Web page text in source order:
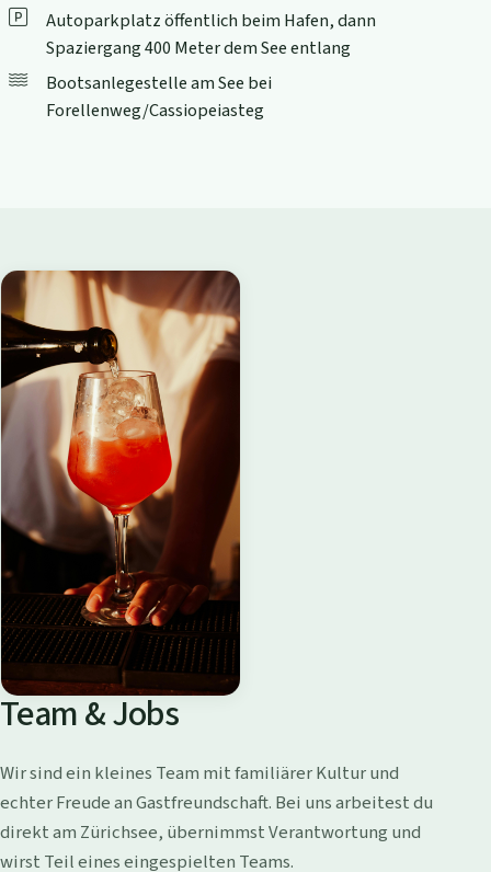
Autoparkplatz öffentlich beim Hafen, dann
Spaziergang 400 Meter dem See entlang
Bootsanlegestelle am See bei
Forellenweg/Cassiopeiasteg
Team & Jobs
Wir sind ein kleines Team mit familiärer Kultur und
echter Freude an Gastfreundschaft. Bei uns arbeitest du
direkt am Zürichsee, übernimmst Verantwortung und
wirst Teil eines eingespielten Teams.